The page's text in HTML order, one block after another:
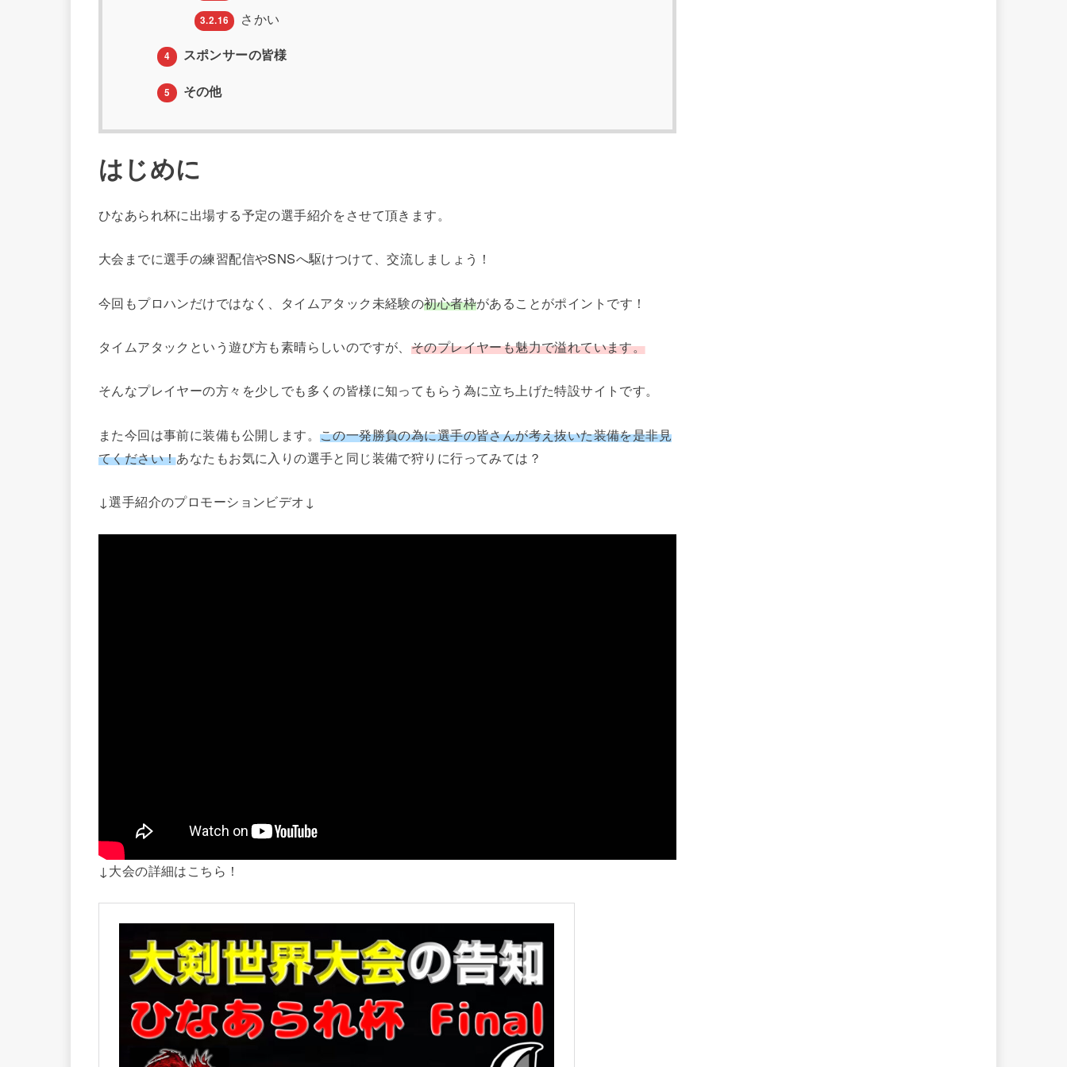
3.2.16 さかい
4 スポンサーの皆様
5 その他
はじめに
ひなあられ杯に出場する予定の選手紹介をさせて頂きます。
大会までに選手の練習配信やSNSへ駆けつけて、交流しましょう！
今回もプロハンだけではなく、タイムアタック未経験の初心者枠があることがポイントです！
タイムアタックという遊び方も素晴らしいのですが、 そのプレイヤーも魅力で溢れています。
そんなプレイヤーの方々を少しでも多くの皆様に知ってもらう為に立ち上げた特設サイトです。
また今回は事前に装備も公開します。この一発勝負の為に選手の皆さんが考え抜いた装備を是非見
てください！あなたもお気に入りの選手と同じ装備で狩りに行ってみては？
↓選手紹介のプロモーションビデオ↓
↓大会の詳細はこちら！